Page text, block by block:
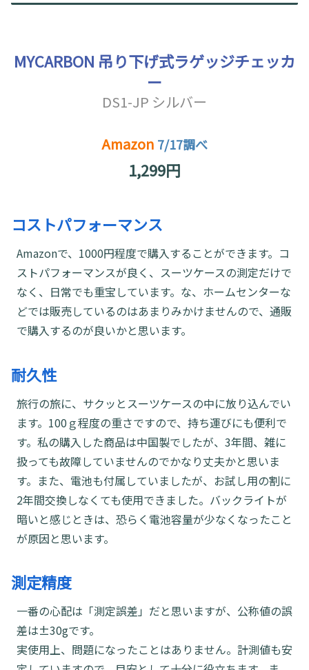
MYCARBON 吊り下げ式ラゲッジチェッカ
ー
DS1-JP シルバー
Amazon 7/17調べ
1,299円
コストパフォーマンス
Amazonで、1000円程度で購入することができます。コ
ストパフォーマンスが良く、スーツケースの測定だけで
なく、日常でも重宝しています。な、ホームセンターな
どでは販売しているのはあまりみかけませんので、通販
で購入するのが良いかと思います。
耐久性
旅行の旅に、サクッとスーツケースの中に放り込んでい
ます。100ｇ程度の重さですので、持ち運びにも便利で
す。私の購入した商品は中国製でしたが、3年間、雑に
扱っても故障していませんのでかなり丈夫かと思いま
す。また、電池も付属していましたが、お試し用の割に
2年間交換しなくても使用できました。バックライトが
暗いと感じときは、恐らく電池容量が少なくなったこと
が原因と思います。
測定精度
一番の心配は「測定誤差」だと思いますが、公称値の誤
差は±30gです。
実使用上、問題になったことはありません。計測値も安